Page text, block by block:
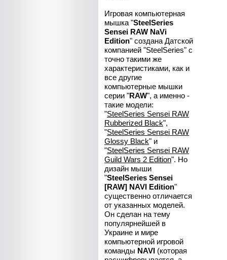
Игровая компьютерная
мышка "SteelSeries
Sensei RAW NaVi
Edition" создана Датской
компанией "SteelSeries" с
точно такими же
характеристиками, как и
все другие
компьютерные мышки
серии "RAW", а именно -
такие модели:
"SteelSeries Sensei RAW
Rubberized Black",
"SteelSeries Sensei RAW
Glossy Black" и
"SteelSeries Sensei RAW
Guild Wars 2 Edition". Но
дизайн мыши
"SteelSeries Sensei
[RAW] NAVI Edition"
существенно отличается
от указанных моделей.
Он сделан на тему
популярнейшей в
Украине и мире
компьютерной игровой
команды NAVI (которая